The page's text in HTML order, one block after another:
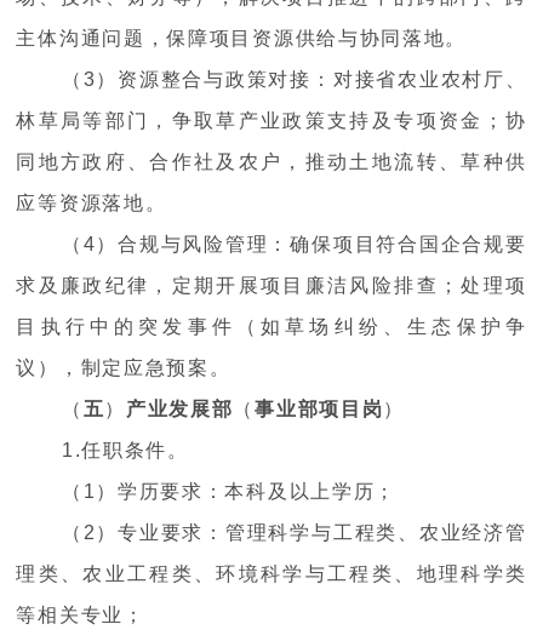
主体沟通问题，保障项目资源供给与协同落地。
（3）资源整合与政策对接：对接省农业农村厅、
林草局等部门，争取草产业政策支持及专项资金；协
同地方政府、合作社及农户，推动土地流转、草种供
应等资源落地。
（4）合规与风险管理：确保项目符合国企合规要
求及廉政纪律，定期开展项目廉洁风险排查；处理项
目执行中的突发事件（如草场纠纷、生态保护争
议），制定应急预案。
（ 五） 产业发展部 （事业部项目岗）
1.任职条件。
（1）学历要求：本科及以上学历；
（2）专业要求：管理科学与工程类、农业经济管
理类、农业工程类、环境科学与工程类、地理科学类
等相关专业；